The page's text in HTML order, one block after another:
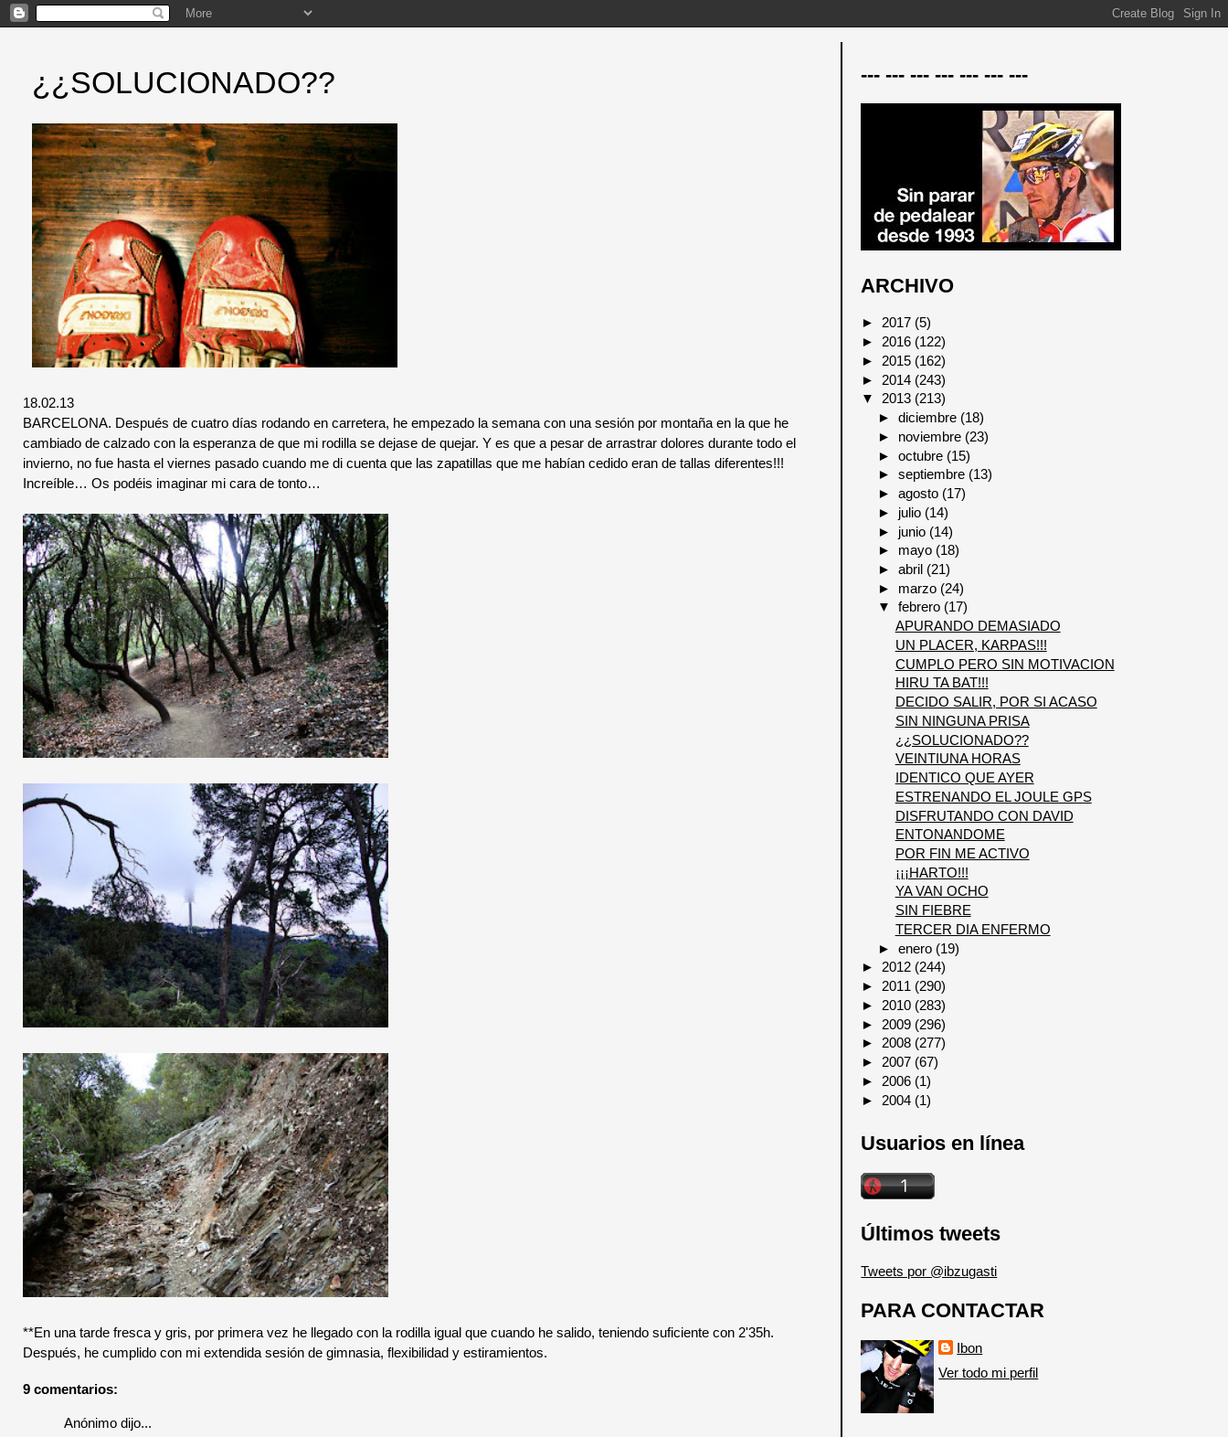
¿¿SOLUCIONADO??
18.02.13
BARCELONA. Después de cuatro días rodando en carretera, he empezado la semana con una sesión por montaña en la que he
cambiado de calzado con la esperanza de que mi rodilla se dejase de quejar. Y es que a pesar de arrastrar dolores durante todo el
invierno, no fue hasta el viernes pasado cuando me di cuenta que las zapatillas que me habían cedido eran de tallas diferentes!!!
Increíble… Os podéis imaginar mi cara de tonto…
**En una tarde fresca y gris, por primera vez he llegado con la rodilla igual que cuando he salido, teniendo suficiente con 2'35h.
Después, he cumplido con mi extendida sesión de gimnasia, flexibilidad y estiramientos.
9 comentarios:
Anónimo dijo...
--- --- --- --- --- --- ---
ARCHIVO
►2017 (5)
► 2016 (122)
► 2015 (162)
► 2014 (243)
▼ 2013 (213)
►diciembre (18)
► noviembre (23)
►octubre (15)
►septiembre (13)
►agosto (17)
► julio (14)
► junio (14)
► mayo (18)
►abril (21)
► marzo (24)
▼febrero (17)
APURANDO DEMASIADO
UN PLACER, KARPAS!!!
CUMPLO PERO SIN MOTIVACION
HIRU TA BAT!!!
DECIDO SALIR, POR SI ACASO
SIN NINGUNA PRISA
¿¿SOLUCIONADO??
VEINTIUNA HORAS
IDENTICO QUE AYER
ESTRENANDO EL JOULE GPS
DISFRUTANDO CON DAVID
ENTONANDOME
POR FIN ME ACTIVO
¡¡¡HARTO!!!
YA VAN OCHO
SIN FIEBRE
TERCER DIA ENFERMO
►enero (19)
►2012 (244)
► 2011 (290)
► 2010 (283)
► 2009 (296)
► 2008 (277)
► 2007 (67)
► 2006 (1)
► 2004 (1)
Usuarios en línea
Últimos tweets
Tweets por @ibzugasti
PARA CONTACTAR
Ibon
Ver todo mi perfil